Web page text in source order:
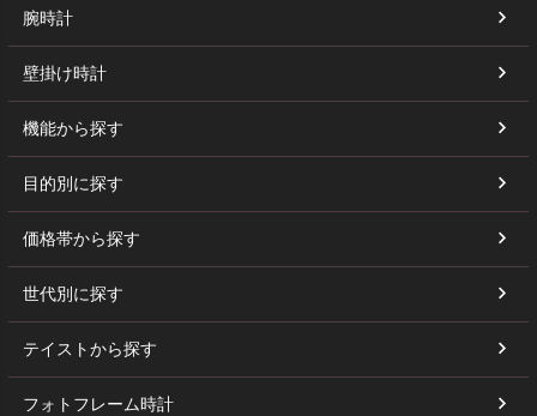
腕時計
壁掛け時計
機能から探す
目的別に探す
価格帯から探す
世代別に探す
テイストから探す
フォトフレーム時計